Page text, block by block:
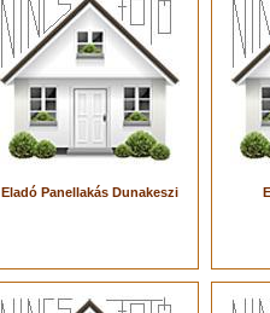
Eladó Panellakás Dunakeszi